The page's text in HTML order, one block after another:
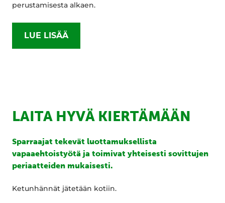
perustamisesta alkaen.
LUE LISÄÄ
LAITA HYVÄ KIERTÄMÄÄN
Sparraajat tekevät luottamuksellista
vapaaehtoistyötä ja toimivat yhteisesti sovittujen
periaatteiden mukaisesti.
Ketunhännät jätetään kotiin.